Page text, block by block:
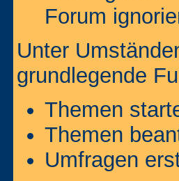
Forum
Unter
grundlegende
Themen
Themen
Umfragen